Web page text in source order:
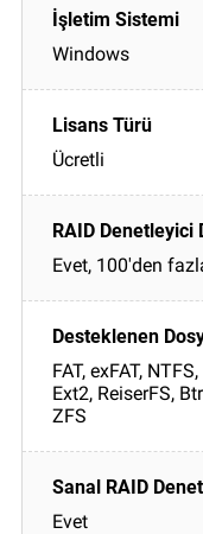
Windows
Ücretli
Evet, 100'den
FAT, exFAT,
Ext2, ReiserFS,
ZFS
Evet